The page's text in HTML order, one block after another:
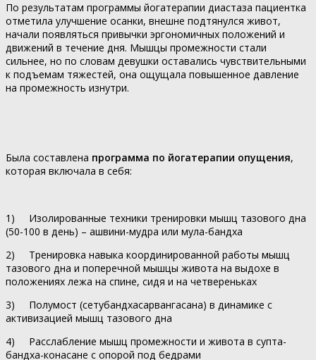
По результатам программы йогатерапии диастаза пациентка
отметила улучшение осанки, внешне подтянулся живот,
начали появляться привычки эргономичных положений и
движений в течение дня. Мышцы промежности стали
сильнее, но по словам девушки оставались чувствительными
к подъемам тяжестей, она ощущала повышенное давление
на промежность изнутри.
Была составлена программа по йогатерапии опущения,
которая включала в себя:
1) Изолированные техники тренировки мышц тазового дна
(50-100 в день) – ашвини-мудра или мула-бандха
2) Тренировка навыка координированной работы мышц
тазового дна и поперечной мышцы живота на выдохе в
положениях лежа на спине, сидя и на четвереньках
3) Полумост (сетубандхасарвангасана) в динамике с
активизацией мышц тазового дна
4) Расслабление мышц промежности и живота в супта-
бандха-конасане с опорой под бедрами